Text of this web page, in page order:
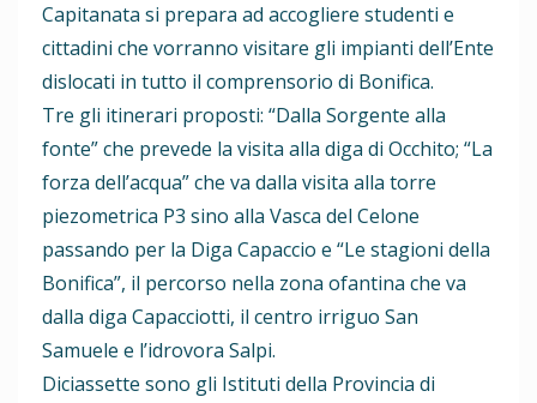
Capitanata si prepara ad accogliere studenti e
cittadini che vorranno visitare gli impianti dell’Ente
dislocati in tutto il comprensorio di Bonifica.
Tre gli itinerari proposti: “Dalla Sorgente alla
fonte” che prevede la visita alla diga di Occhito; “La
forza dell’acqua” che va dalla visita alla torre
piezometrica P3 sino alla Vasca del Celone
passando per la Diga Capaccio e “Le stagioni della
Bonifica”, il percorso nella zona ofantina che va
dalla diga Capacciotti, il centro irriguo San
Samuele e l’idrovora Salpi.
Diciassette sono gli Istituti della Provincia di